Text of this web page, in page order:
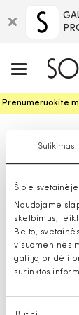
Sutikimas
Šioje
Naudojame
skelbimus,
Be to,
visuomeninės
gali ją pridėti
surinktos
Sutikimo
Prenumeruokite